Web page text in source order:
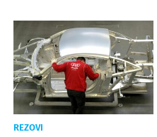
REZOVI